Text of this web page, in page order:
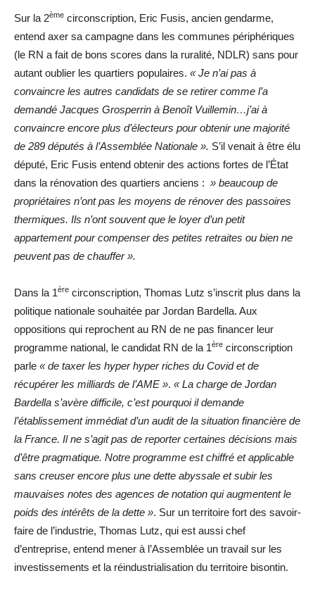
Sur la 2ème circonscription, Eric Fusis, ancien gendarme,
entend axer sa campagne dans les communes périphériques
(le RN a fait de bons scores dans la ruralité, NDLR) sans pour
autant oublier les quartiers populaires. « Je n’ai pas à
convaincre les autres candidats de se retirer comme l’a
demandé Jacques Grosperrin à Benoît Vuillemin…j’ai à
convaincre encore plus d’électeurs pour obtenir une majorité
de 289 députés à l’Assemblée Nationale ». S’il venait à être élu
député, Eric Fusis entend obtenir des actions fortes de l’État
dans la rénovation des quartiers anciens : » beaucoup de
propriétaires n’ont pas les moyens de rénover des passoires
thermiques. Ils n’ont souvent que le loyer d’un petit
appartement pour compenser des petites retraites ou bien ne
peuvent pas de chauffer ».
Dans la 1ère circonscription, Thomas Lutz s’inscrit plus dans la
politique nationale souhaitée par Jordan Bardella. Aux
oppositions qui reprochent au RN de ne pas financer leur
programme national, le candidat RN de la 1ère circonscription
parle « de taxer les hyper hyper riches du Covid et de
récupérer les milliards de l’AME ». « La charge de Jordan
Bardella s’avère difficile, c’est pourquoi il demande
l’établissement immédiat d’un audit de la situation financière de
la France. Il ne s’agit pas de reporter certaines décisions mais
d’être pragmatique. Notre programme est chiffré et applicable
sans creuser encore plus une dette abyssale et subir les
mauvaises notes des agences de notation qui augmentent le
poids des intérêts de la dette ». Sur un territoire fort des savoir-
faire de l’industrie, Thomas Lutz, qui est aussi chef
d’entreprise, entend mener à l’Assemblée un travail sur les
investissements et la réindustrialisation du territoire bisontin.